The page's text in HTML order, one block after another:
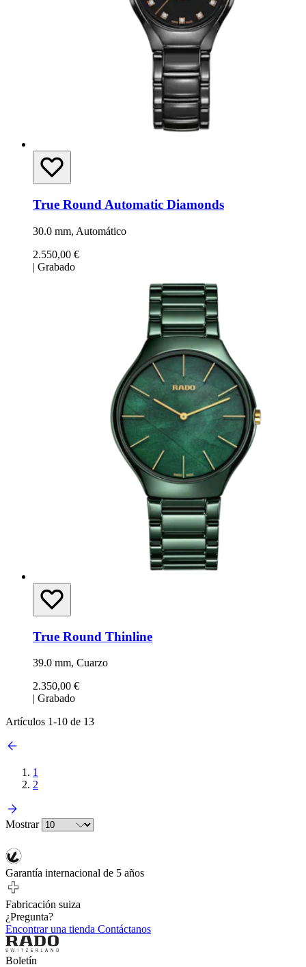
True Round Automatic Diamonds
30.0 mm, Automático
2.550,00 €
| Grabado
True Round Thinline
39.0 mm, Cuarzo
2.350,00 €
| Grabado
Artículos 1-10 de 13
1
2
Mostrar
Garantía internacional de 5 años
Fabricación suiza
¿Pregunta?
Encontrar una tienda Contáctanos
Boletín